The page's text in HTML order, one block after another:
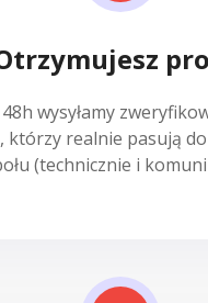
wysyłamy
którzy realnie pasują
(technicznie i